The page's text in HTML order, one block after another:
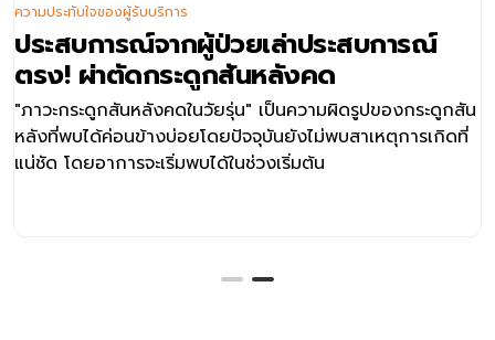
ประสบการณ์จากผู้ป่วยเล่าประสบการณ์
ตรง! ผ่าตัดกระดูกสันหลังคด
"ภาวะกระดูกสันหลังคดในวัยรุ่น" เป็นความผิดรูปของกระดูกสัน
หลังที่พบได้ค่อนข้างบ่อยโดยปัจจุบันยังไม่พบสาเหตุการเกิดที่
แน่ชัด โดยอาการจะเริ่มพบได้ในช่วงเริ่มต้น
ความประทับใจของผู้รับบริการ